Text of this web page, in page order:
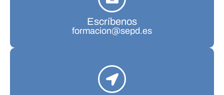
Escríbenos
formacion@sepd.es